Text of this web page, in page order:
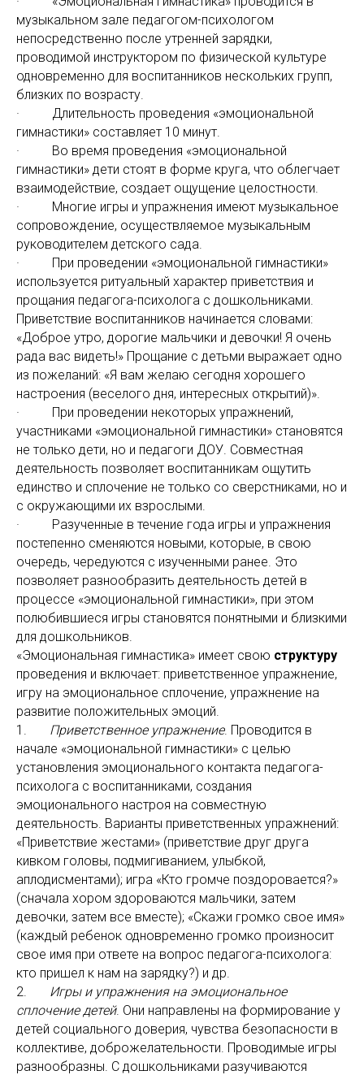
музыкальном зале педагогом-психологом
непосредственно после утренней зарядки,
проводимой инструктором по физической культуре
одновременно для воспитанников нескольких групп,
близких по возрасту.
· Длительность проведения «эмоциональной
гимнастики» составляет 10 минут.
· Во время проведения «эмоциональной
гимнастики» дети стоят в форме круга, что облегчает
взаимодействие, создает ощущение целостности.
· Многие игры и упражнения имеют музыкальное
сопровождение, осуществляемое музыкальным
руководителем детского сада.
· При проведении «эмоциональной гимнастики»
используется ритуальный характер приветствия и
прощания педагога-психолога с дошкольниками.
Приветствие воспитанников начинается словами:
«Доброе утро, дорогие мальчики и девочки! Я очень
рада вас видеть!» Прощание с детьми выражает одно
из пожеланий: «Я вам желаю сегодня хорошего
настроения (веселого дня, интересных открытий)».
· При проведении некоторых упражнений,
участниками «эмоциональной гимнастики» становятся
не только дети, но и педагоги ДОУ. Совместная
деятельность позволяет воспитанникам ощутить
единство и сплочение не только со сверстниками, но и
с окружающими их взрослыми.
· Разученные в течение года игры и упражнения
постепенно сменяются новыми, которые, в свою
очередь, чередуются с изученными ранее. Это
позволяет разнообразить деятельность детей в
процессе «эмоциональной гимнастики», при этом
полюбившиеся игры становятся понятными и близкими
для дошкольников.
«Эмоциональная гимнастика» имеет свою структуру
проведения и включает: приветственное упражнение,
игру на эмоциональное сплочение, упражнение на
развитие положительных эмоций.
1. Приветственное упражнение. Проводится в
начале «эмоциональной гимнастики» с целью
установления эмоционального контакта педагога-
психолога с воспитанниками, создания
эмоционального настроя на совместную
деятельность. Варианты приветственных упражнений:
«Приветствие жестами» (приветствие друг друга
кивком головы, подмигиванием, улыбкой,
аплодисментами); игра «Кто громче поздоровается?»
(сначала хором здороваются мальчики, затем
девочки, затем все вместе); «Скажи громко свое имя»
(каждый ребенок одновременно громко произносит
свое имя при ответе на вопрос педагога-психолога:
кто пришел к нам на зарядку?) и др.
2. Игры и упражнения на эмоциональное
сплочение детей. Они направлены на формирование у
детей социального доверия, чувства безопасности в
коллективе, доброжелательности. Проводимые игры
разнообразны. С дошкольниками разучиваются